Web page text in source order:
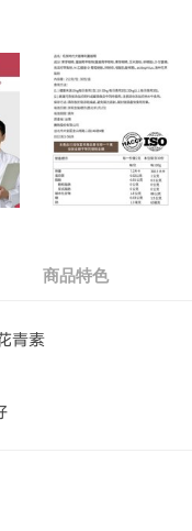
商品特色
青素